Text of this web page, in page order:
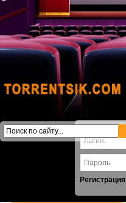
Регистрация